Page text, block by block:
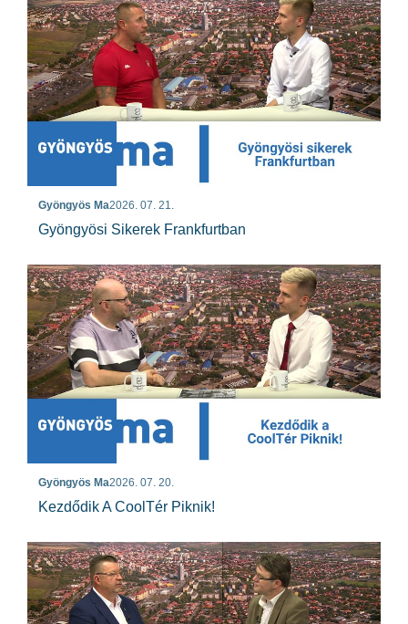
Gyöngyös Ma2026. 07. 21.
Gyöngyösi Sikerek Frankfurtban
Gyöngyös Ma2026. 07. 20.
Kezdődik A CoolTér Piknik!